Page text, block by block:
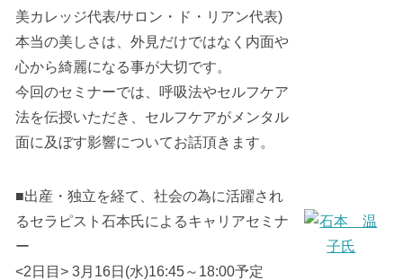
美カレッジ代表/サロン・ド・リアン代表)
本当の美しさは、外見だけではなく内面や
心から綺麗になる事が大切です。
今回のセミナーでは、呼吸法やセルフケア
法を伝授いただき、セルフケアがメンタル
面に及ぼす影響についてお話頂きます。
■出産・独立を経て、社会の為に活躍され
るセラピスト石本氏によるキャリアセミナ
ー
<2日目> 3月16日(水)16:45～18:00予定